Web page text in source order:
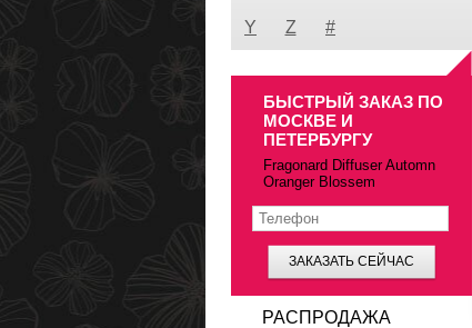
Y
Z #
БЫСТРЫЙ ЗАКАЗ ПО
МОСКВЕ И
ПЕТЕРБУРГУ
Fragonard Diffuser Automn
Oranger Blossem
ЗАКАЗАТЬ СЕЙЧАС
РАСПРОДАЖА